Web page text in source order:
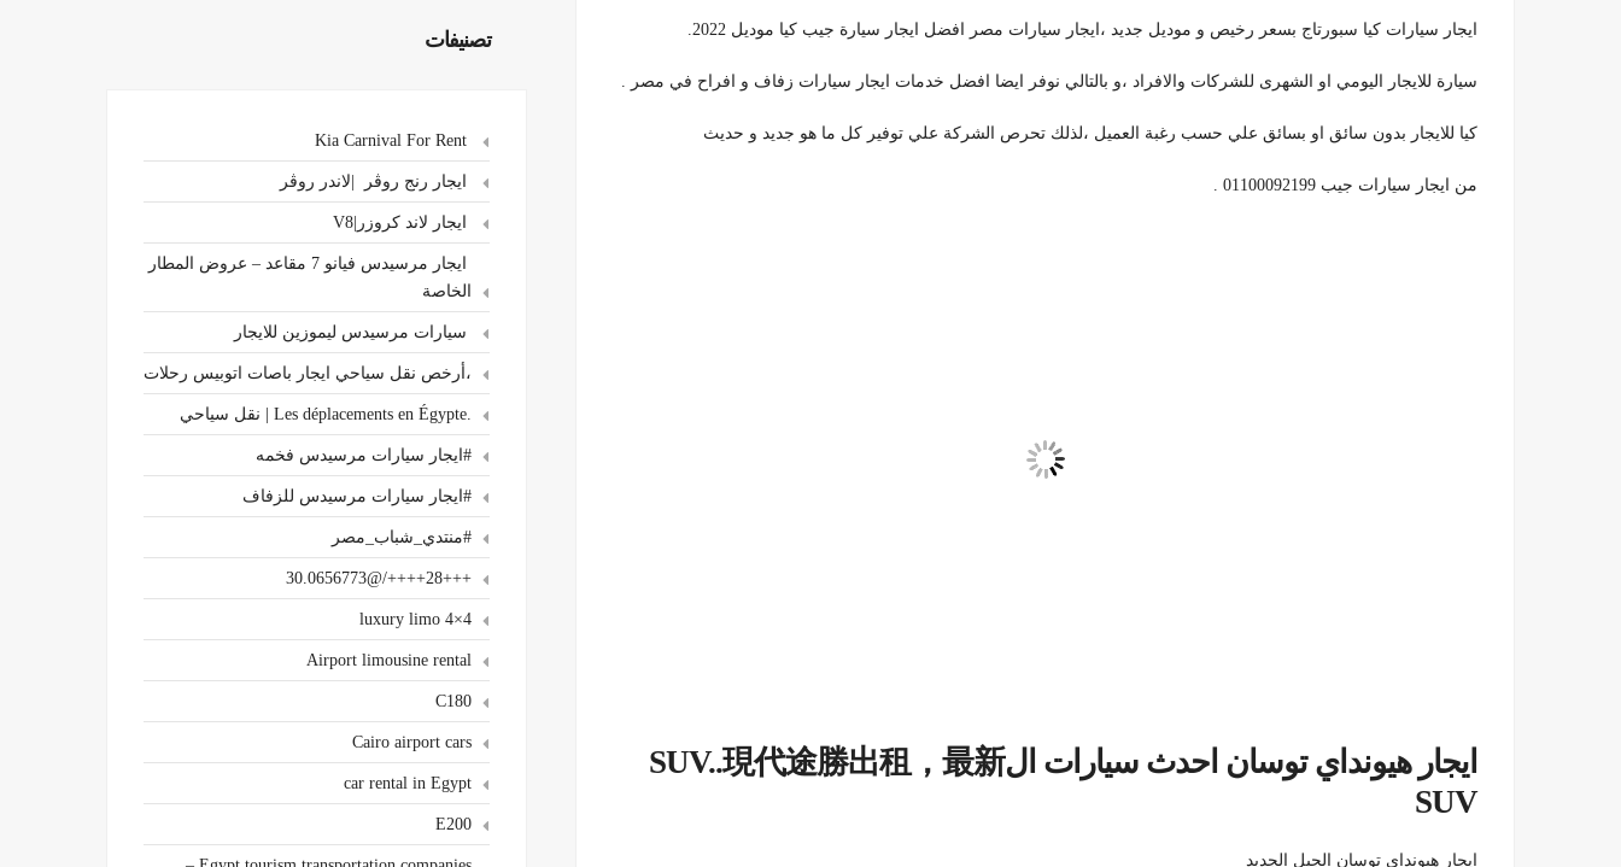
ايجار سيارات كيا سبورتاج بسعر رخيص و موديل جديد ،ايجار سيارات مصر افضل ايجار سيارة جيب كيا موديل 2022.
سيارة للايجار اليومي او الشهرى للشركات والافراد ،و بالتالي نوفر ايضا افضل خدمات ايجار سيارات زفاف و افراح في مصر .
كيا للايجار بدون سائق او بسائق علي حسب رغبة العميل ،لذلك تحرص الشركة علي توفير كل ما هو جديد و حديث
من ايجار سيارات جيب 01100092199 .
ايجار هيونداي توسان احدث سيارات الSUV..現代途勝出租，最新
SUV
ايجار هيونداي توسان الجيل الجديد
تصنيفات
ايجار رنج روڤر |لاندر روڤر
ايجار لاند كروزر|V8
ايجار مرسيدس فيانو 7 مقاعد – عروض المطار
الخاصة
سيارات مرسيدس ليموزين للايجار
،أرخص نقل سياحي ايجار باصات اتوبيس رحلات
.Les déplacements en Égypte | نقل سياحي
#ايجار سيارات مرسيدس فخمه
#ايجار سيارات مرسيدس للزفاف
#منتدي_شباب_مصر
+++28++++/@30.0656773
4×4 luxury limo
Airport limousine rental
C180
Cairo airport cars
car rental in Egypt
E200